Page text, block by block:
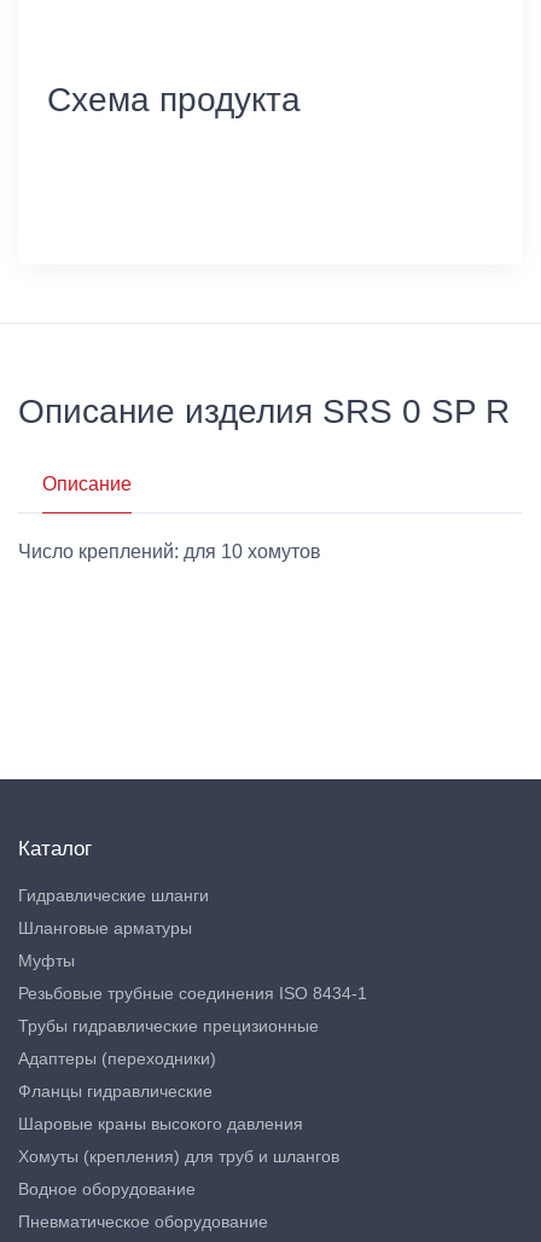
Схема продукта
Описание изделия SRS 0 SP R
Описание
Число креплений: для 10 хомутов
Каталог
Гидравлические шланги
Шланговые арматуры
Муфты
Резьбовые трубные соединения ISO 8434-1
Трубы гидравлические прецизионные
Адаптеры (переходники)
Фланцы гидравлические
Шаровые краны высокого давления
Хомуты (крепления) для труб и шлангов
Водное оборудование
Пневматическое оборудование